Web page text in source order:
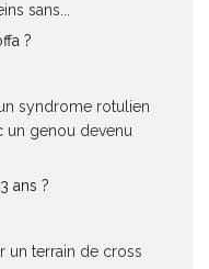
sans...
?
syndrome rotulien
un genou devenu
ans ?
un terrain de cross